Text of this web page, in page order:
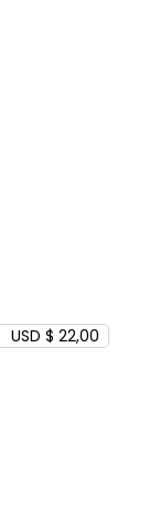
USD $ 22,00